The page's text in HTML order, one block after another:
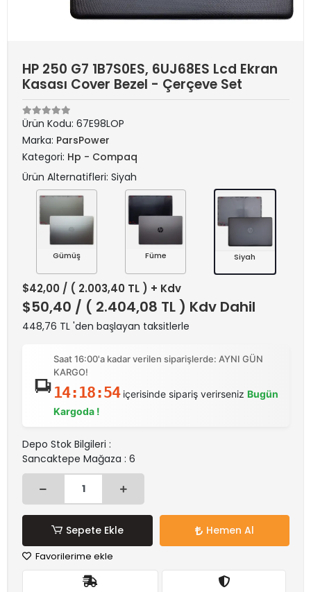
HP 250 G7 1B7S0ES, 6UJ68ES Lcd Ekran
Kasası Cover Bezel - Çerçeve Set
Ürün Kodu: 67E98LOP
Marka: ParsPower
Kategori: Hp - Compaq
Ürün Alternatifleri: Siyah
Gümüş Füme Siyah
$42,00 / ( 2.003,40 TL ) + Kdv
$50,40 / ( 2.404,08 TL ) Kdv Dahil
448,76 TL 'den başlayan taksitlerle
Saat 16:00'a kadar verilen siparişlerde: AYNI GÜN
KARGO!
14:18:54içerisinde sipariş verirseniz Bugün
Kargoda !
Depo Stok Bilgileri :
Sancaktepe Mağaza : 6
Sepete Ekle Hemen Al
Favorilerime ekle